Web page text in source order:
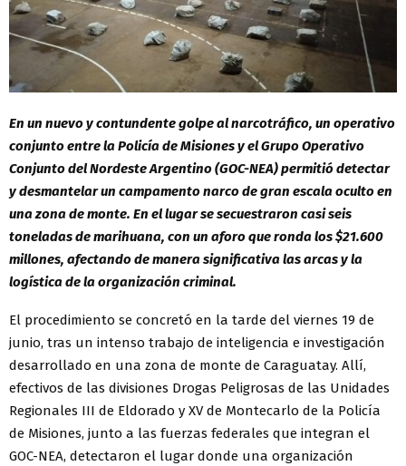
En un nuevo y contundente golpe al narcotráfico, un operativo
conjunto entre la Policía de Misiones y el Grupo Operativo
Conjunto del Nordeste Argentino (GOC-NEA) permitió detectar
y desmantelar un campamento narco de gran escala oculto en
una zona de monte. En el lugar se secuestraron casi seis
toneladas de marihuana, con un aforo que ronda los $21.600
millones, afectando de manera significativa las arcas y la
logística de la organización criminal.
El procedimiento se concretó en la tarde del viernes 19 de
junio, tras un intenso trabajo de inteligencia e investigación
desarrollado en una zona de monte de Caraguatay. Allí,
efectivos de las divisiones Drogas Peligrosas de las Unidades
Regionales III de Eldorado y XV de Montecarlo de la Policía
de Misiones, junto a las fuerzas federales que integran el
GOC-NEA, detectaron el lugar donde una organización